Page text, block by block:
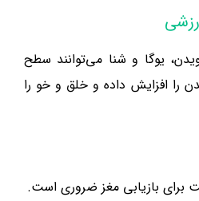
یوگا و شنا می‌توانند سطح
را افزایش داده و خلق و خو را
برای بازیابی مغز ضروری است.